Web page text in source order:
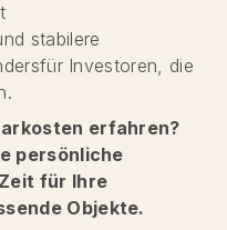
stabilere
Investoren, die
erfahren?
persönliche
für Ihre
Objekte.